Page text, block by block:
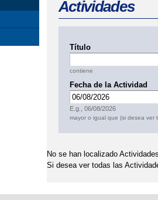
Actividades
Título
contiene
Fecha de la Actividad
Fecha
E.g., 06/08/2026
mayor o igual que (si desea ver
No se han localizado
Si desea ver todas las